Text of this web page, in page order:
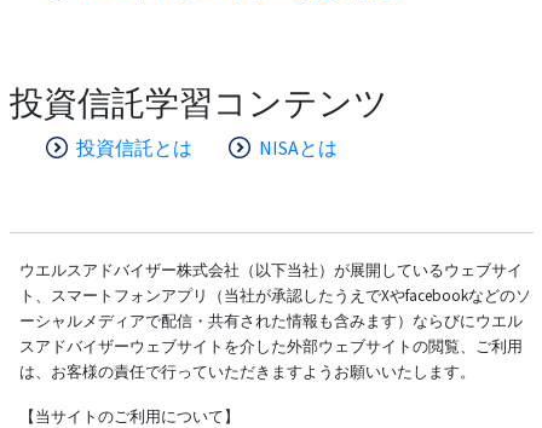
投資信託学習コンテンツ
投資信託とは NISAとは
ウエルスアドバイザー株式会社（以下当社）が展開しているウェブサイ
ト、スマートフォンアプリ（当社が承認したうえでXやfacebookなどのソ
ーシャルメディアで配信・共有された情報も含みます）ならびにウエル
スアドバイザーウェブサイトを介した外部ウェブサイトの閲覧、ご利用
は、お客様の責任で行っていただきますようお願いいたします。
【当サイトのご利用について】